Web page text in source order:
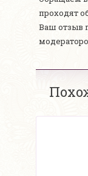
проходят
Ваш отзыв